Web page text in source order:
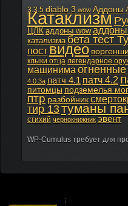
3.3.5 diablo 3 wow Аддоны
Катаклизм
ЦЛК аддоны wow
катализма бета тест
поствидео воргенши
клыки отца легендарное
машинима
4.0.3а патч 4.1 патч 4.2
питомцы подземелья
птр разбойник
тир 13туманы
стихий чернокнижник эвент
WP-Cumulus требует для